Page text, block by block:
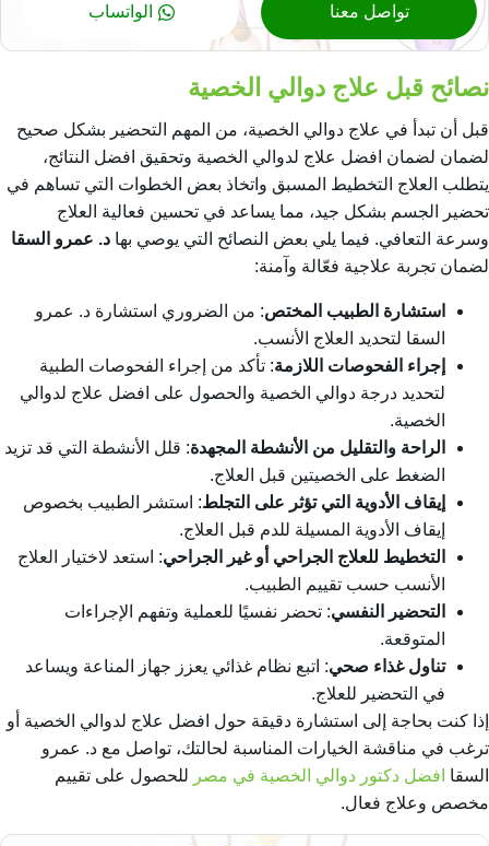
تواصل معنا الواتساب
نصائح قبل علاج دوالي الخصية
قبل أن تبدأ في علاج دوالي الخصية، من المهم التحضير بشكل صحيح
لضمان لضمان افضل علاج لدوالي الخصية وتحقيق افضل النتائج،
يتطلب العلاج التخطيط المسبق واتخاذ بعض الخطوات التي تساهم في
تحضير الجسم بشكل جيد، مما يساعد في تحسين فعالية العلاج
وسرعة التعافي. فيما يلي بعض النصائح التي يوصي بها د. عمرو السقا
لضمان تجربة علاجية فعّالة وآمنة:
استشارة الطبيب المختص: من الضروري استشارة د. عمرو
السقا لتحديد العلاج الأنسب.
إجراء الفحوصات اللازمة: تأكد من إجراء الفحوصات الطبية
لتحديد درجة دوالي الخصية والحصول على افضل علاج لدوالي
الخصية.
الراحة والتقليل من الأنشطة المجهدة: قلل الأنشطة التي قد تزيد
الضغط على الخصيتين قبل العلاج.
إيقاف الأدوية التي تؤثر على التجلط: استشر الطبيب بخصوص
إيقاف الأدوية المسيلة للدم قبل العلاج.
التخطيط للعلاج الجراحي أو غير الجراحي: استعد لاختيار العلاج
الأنسب حسب تقييم الطبيب.
التحضير النفسي: تحضر نفسيًا للعملية وتفهم الإجراءات
المتوقعة.
تناول غذاء صحي: اتبع نظام غذائي يعزز جهاز المناعة ويساعد
في التحضير للعلاج.
إذا كنت بحاجة إلى استشارة دقيقة حول افضل علاج لدوالي الخصية أو
ترغب في مناقشة الخيارات المناسبة لحالتك، تواصل مع د. عمرو
السقا افضل دكتور دوالي الخصية في مصر للحصول على تقييم
مخصص وعلاج فعال.